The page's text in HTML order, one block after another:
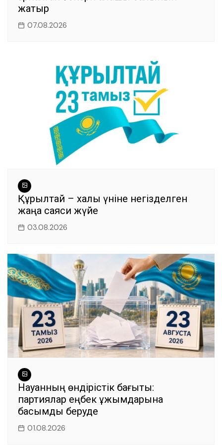
жатыр
07.08.2026
Құрылтай – халық үніне негізделген
жаңа саяси жүйе
03.08.2026
Науқанның өндірістік бағыты:
партиялар еңбек ұжымдарына
басымдық беруде
01.08.2026